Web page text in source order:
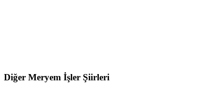
Diğer Meryem İşler Şiirleri